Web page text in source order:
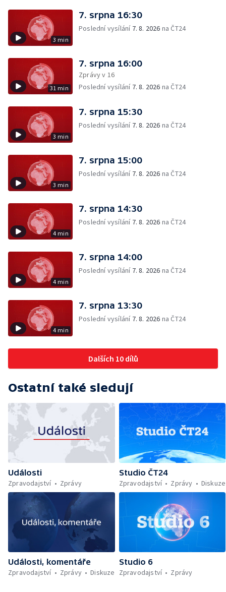
3 min
7. srpna 16:30
Poslední vysílání 7. 8. 2026 na ČT24
31 min
7. srpna 16:00
Zprávy v 16
Poslední vysílání 7. 8. 2026 na ČT24
3 min
7. srpna 15:30
Poslední vysílání 7. 8. 2026 na ČT24
3 min
7. srpna 15:00
Poslední vysílání 7. 8. 2026 na ČT24
4 min
7. srpna 14:30
Poslední vysílání 7. 8. 2026 na ČT24
4 min
7. srpna 14:00
Poslední vysílání 7. 8. 2026 na ČT24
4 min
7. srpna 13:30
Poslední vysílání 7. 8. 2026 na ČT24
Dalších 10 dílů
Ostatní také sledují
Události
Zpravodajství
Zprávy
Studio ČT24
Zpravodajství
Zprávy Diskuze
Události, komentáře
Zpravodajství
Zprávy Diskuze
Studio 6
Zpravodajství
Zprávy